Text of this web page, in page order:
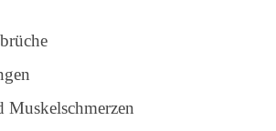
Muskelschmerzen